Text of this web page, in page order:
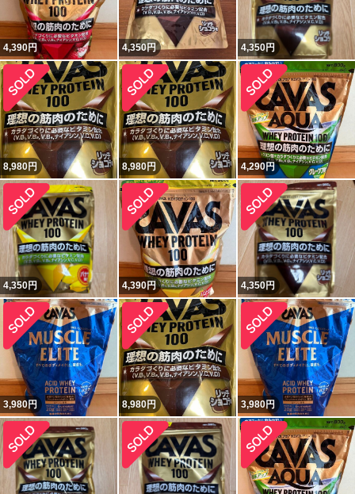
4,390円 4,350円 4,350円
8,980円 8,980円 4,290円
4,350円 4,390円 4,350円
3,980円 8,980円 3,980円